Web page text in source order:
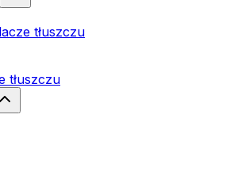
tłuszczu
tłuszczu